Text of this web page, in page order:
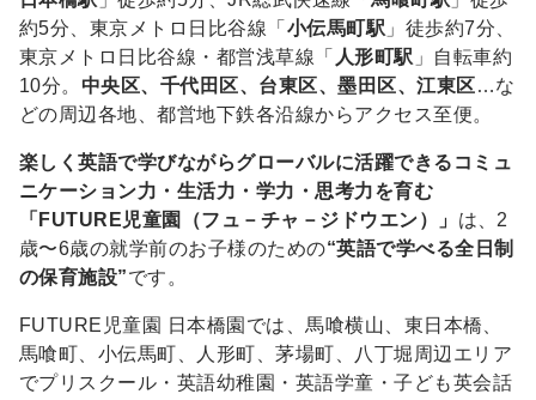
約5分、東京メトロ日比谷線「 小伝馬町駅 」徒歩約7分、
東京メトロ日比谷線・都営浅草線「 人形町駅 」自転車約
10分。 中央区、千代田区、台東区、墨田区、江東区…な
どの周辺各地、都営地下鉄各沿線からアクセス至便。
楽しく英語で学びながらグローバルに活躍できるコミュ
ニケーション力・生活力・学力・思考力を育む
「FUTURE児童園（フュ－チャ－ジドウエン）」 は、2
歳〜6歳の就学前のお子様のための“英語で学べる全日制
の保育施設”です。
FUTURE児童園 日本橋園では、馬喰横山、東日本橋、
馬喰町、小伝馬町、人形町、茅場町、八丁堀周辺エリア
でプリスクール・英語幼稚園・英語学童・子ども英会話